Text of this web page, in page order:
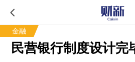
金融
民营银行制度设计完